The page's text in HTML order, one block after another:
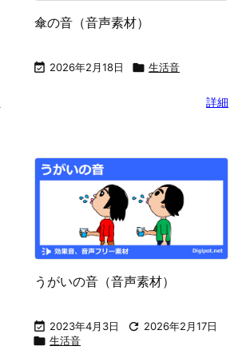
傘の音（音声素材）
 2026年2月18日  生活音
詳細
うがいの音（音声素材）
 2023年4月3日  2026年2月17日
 生活音